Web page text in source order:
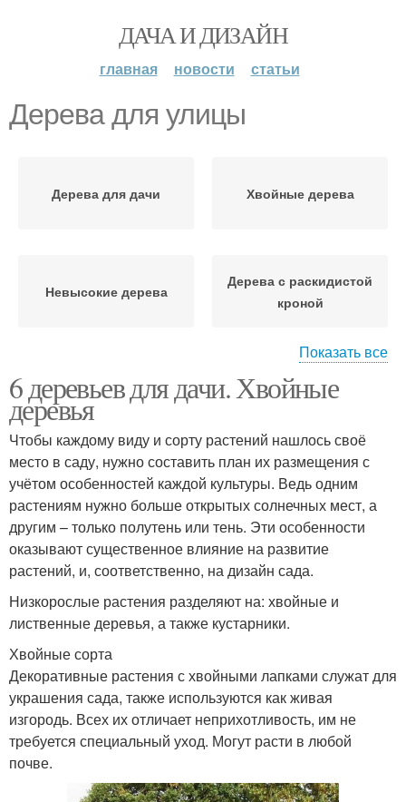
ДАЧА И ДИЗАЙН
главная новости статьи
Дерева для улицы
Дерева для дачи Хвойные дерева
Невысокие дерева
Дерева с раскидистой
кроной
Низкорослые дерева Дерева в дизайне
Неприхотливые дерева
Дерева для
засушливого климата
Быстрорастущие
дерева
Плодовые дерева
Дерева с быстрым
ростом
ландшафтного дизайна
Лиственные дерева
Показать все
6 деревьев для дачи. Хвойные
деревья
Чтобы каждому виду и сорту растений нашлось своё
место в саду, нужно составить план их размещения с
учётом особенностей каждой культуры. Ведь одним
растениям нужно больше открытых солнечных мест, а
другим – только полутень или тень. Эти особенности
оказывают существенное влияние на развитие
растений, и, соответственно, на дизайн сада.
Низкорослые растения разделяют на: хвойные и
лиственные деревья, а также кустарники.
Хвойные сорта
Декоративные растения с хвойными лапками служат для
украшения сада, также используются как живая
изгородь. Всех их отличает неприхотливость, им не
требуется специальный уход. Могут расти в любой
почве.